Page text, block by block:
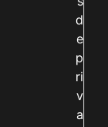
d
e
p
ri
v
a